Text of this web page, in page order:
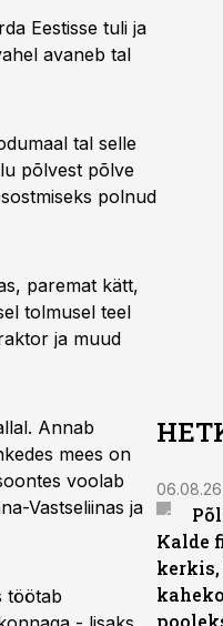
Eestisse tuli ja
avaneb tal
tal selle
põlvest põlve
polnud
paremat kätt,
tolmusel teel
ja muud
Annab
mees on
voolab
Vastseliinas ja
töötab
Kalde